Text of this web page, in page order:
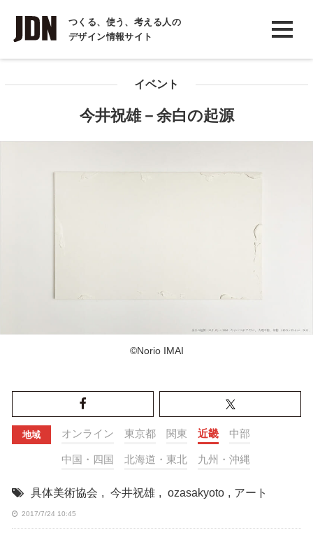
つくる、使う、考える人の
デザイン情報サイト
INTERVIEW
インタビュー
イベント
今井祝雄－余白の起源
©︎Norio IMAI
地域 オンライン 東京都 関東 近畿 中部
中国・四国 北海道・東北 九州・沖縄
具体美術協会 , 今井祝雄 , ozasakyoto , アート
2017/7/24 10:45